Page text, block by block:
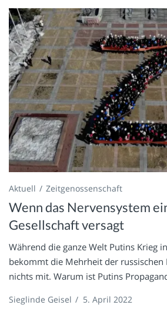
Aktuell Zeitgenossenschaft
Wenn das Nervensystem
Gesellschaft versagt
Während die ganze Welt Putins Krieg
bekommt die Mehrheit der russischen
nichts mit. Warum ist Putins
Sieglinde Geisel / 5. April 2022